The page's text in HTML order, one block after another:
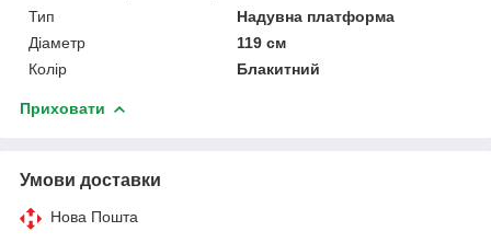
Тип
Надувна платформа
Діаметр
119 см
Колір
Блакитний
Приховати
Умови доставки
Нова Пошта